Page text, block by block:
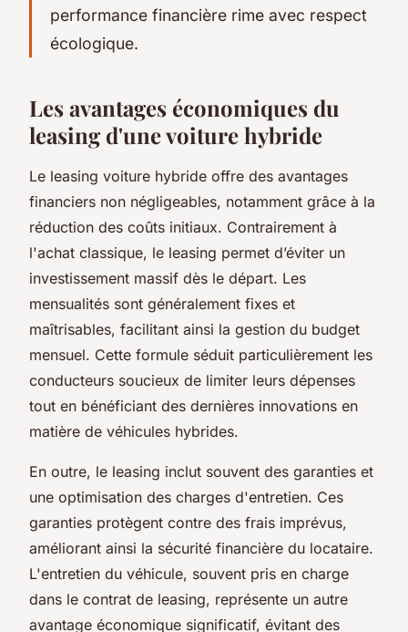
performance financière rime avec respect
écologique.
Les avantages économiques du
leasing d'une voiture hybride
Le leasing voiture hybride offre des avantages
financiers non négligeables, notamment grâce à la
réduction des coûts initiaux. Contrairement à
l'achat classique, le leasing permet d’éviter un
investissement massif dès le départ. Les
mensualités sont généralement fixes et
maîtrisables, facilitant ainsi la gestion du budget
mensuel. Cette formule séduit particulièrement les
conducteurs soucieux de limiter leurs dépenses
tout en bénéficiant des dernières innovations en
matière de véhicules hybrides.
En outre, le leasing inclut souvent des garanties et
une optimisation des charges d'entretien. Ces
garanties protègent contre des frais imprévus,
améliorant ainsi la sécurité financière du locataire.
L'entretien du véhicule, souvent pris en charge
dans le contrat de leasing, représente un autre
avantage économique significatif, évitant des